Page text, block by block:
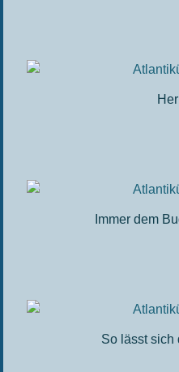
Immer dem
So lässt sich